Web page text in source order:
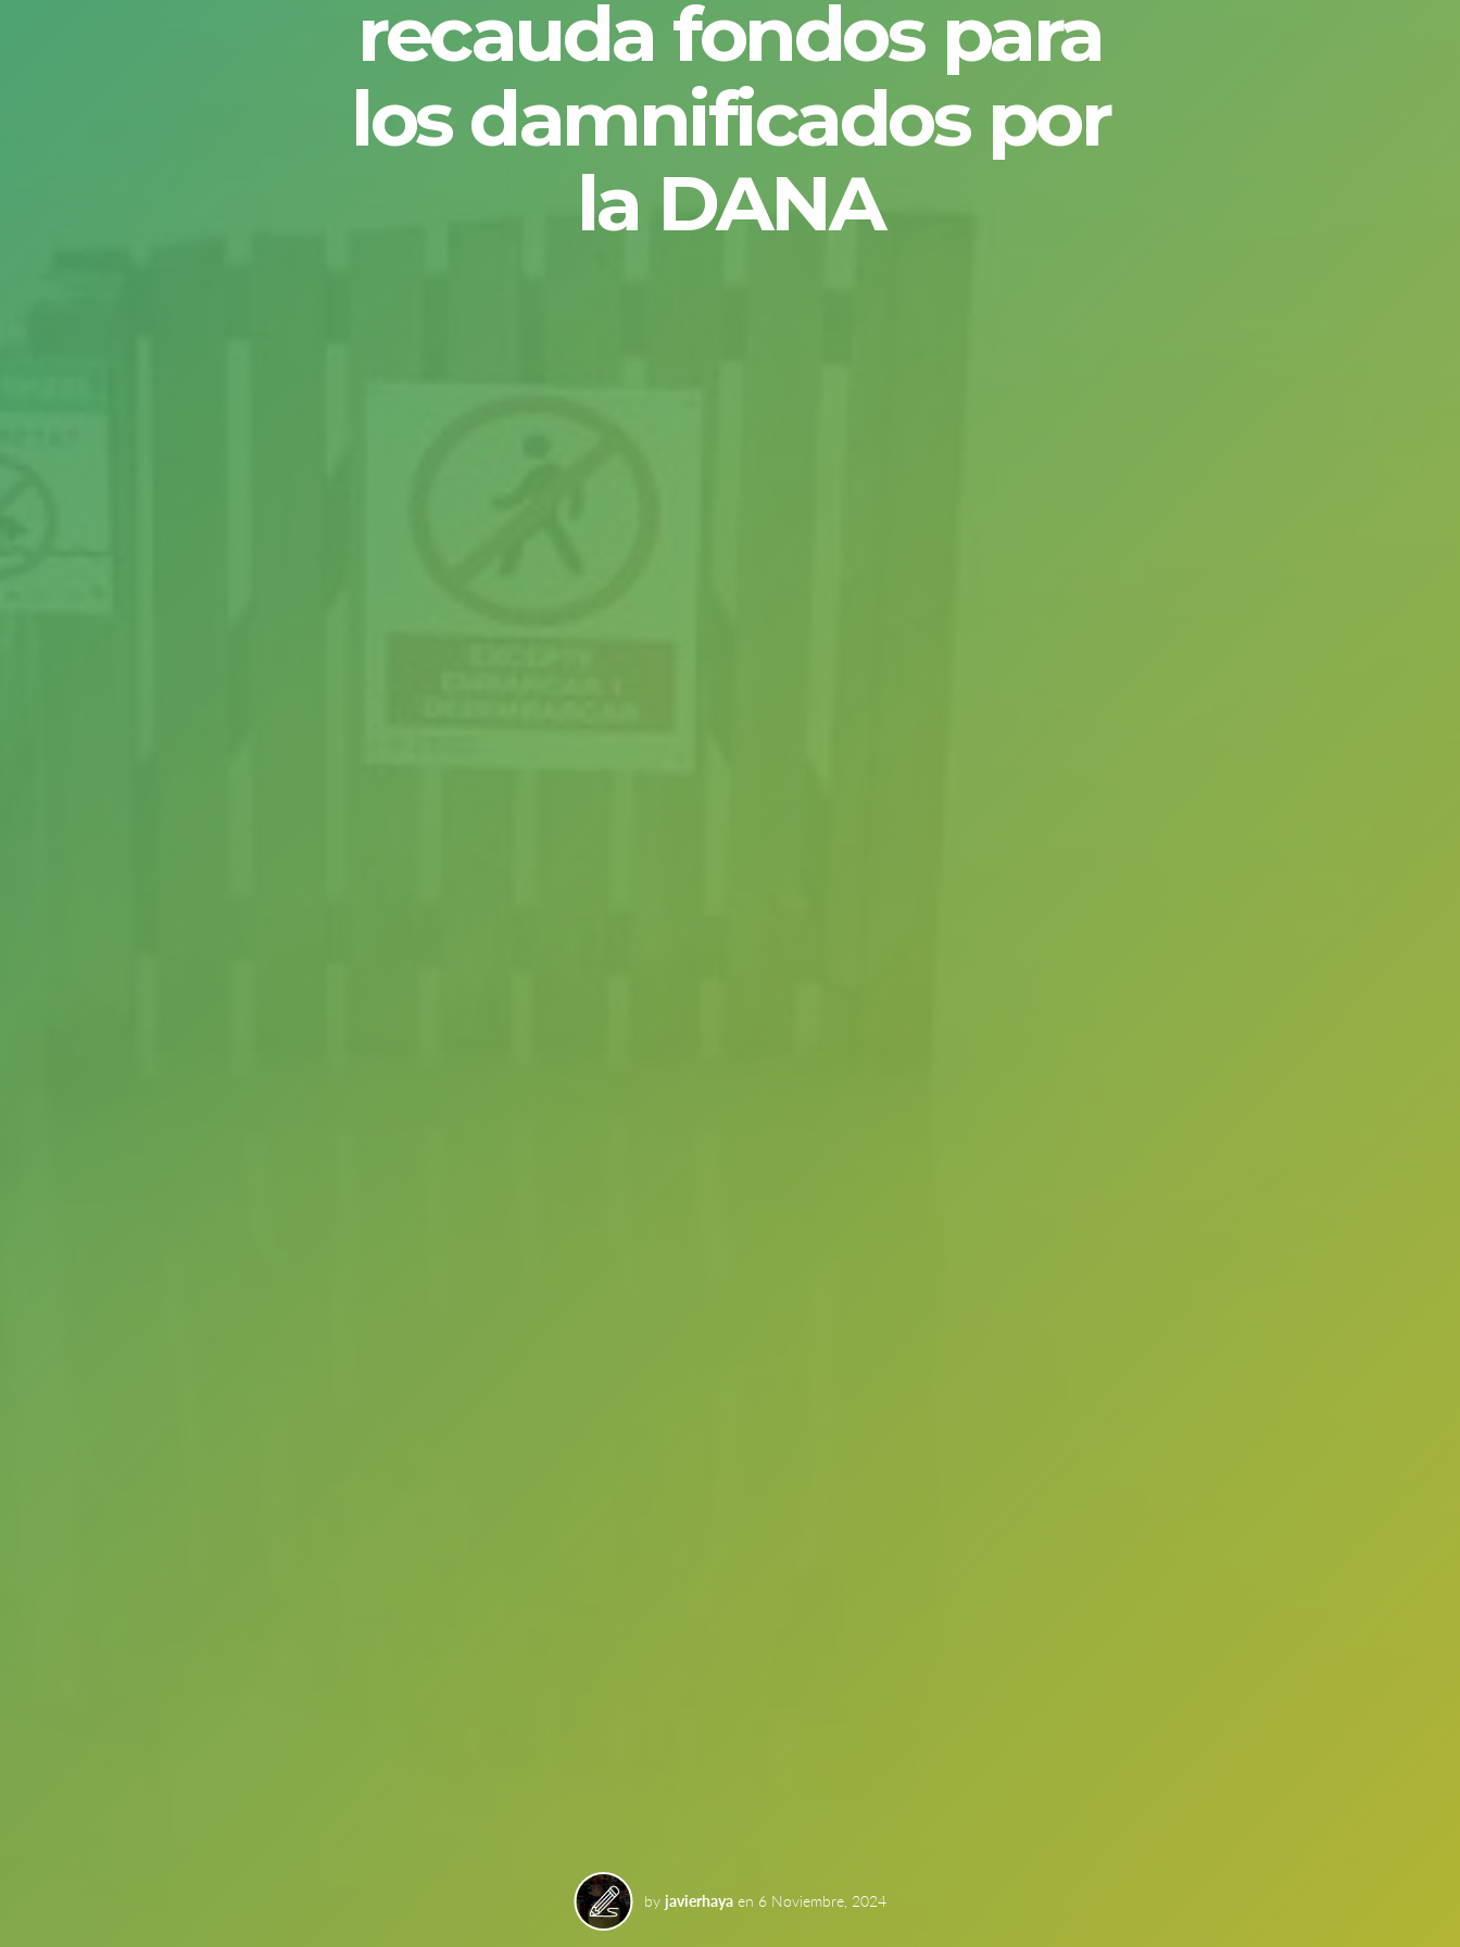
recauda fondos para
los damnificados por
la DANA
by javierhaya en 6 Noviembre, 2024